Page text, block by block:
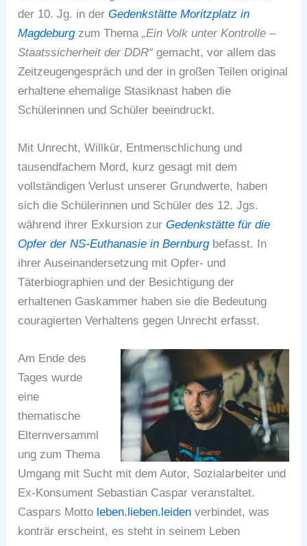
der 10. Jg. in derGedenkstätte Moritzplatz in
Magdeburgzum Thema„Ein Volk unter Kontrolle –
Staatssicherheit der DDR“ gemacht, vor allem das
Zeitzeugengespräch und der in großen Teilen original
erhaltene ehemalige Stasiknast haben die
Schülerinnen und Schüler beeindruckt.
Mit Unrecht, Willkür, Entmenschlichung und
tausendfachem Mord, kurz gesagt mit dem
vollständigen Verlust unserer Grundwerte, haben
sich die Schülerinnen und Schüler des 12. Jgs.
während ihrer Exkursion zurGedenkstätte für die
Opfer der NS-Euthanasie in Bernburgbefasst. In
ihrer Auseinandersetzung mit Opfer- und
Täterbiographien und der Besichtigung der
erhaltenen Gaskammer haben sie die Bedeutung
couragierten Verhaltens gegen Unrecht erfasst.
Am Ende des
Tages wurde
eine
thematische
Elternversamml
ung zum Thema
Umgang mit Sucht mit dem Autor, Sozialarbeiter und
Ex-Konsument Sebastian Caspar veranstaltet.
Caspars Motto leben.lieben.leiden verbindet, was
konträr erscheint, es steht in seinem Leben